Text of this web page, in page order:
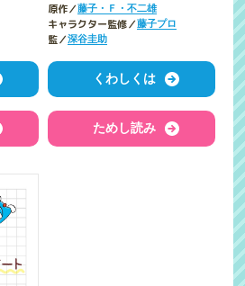
原作／藤子・Ｆ・不二雄
キャラクター監修／藤子プロ
監／深谷圭助
くわしくは
ためし読み